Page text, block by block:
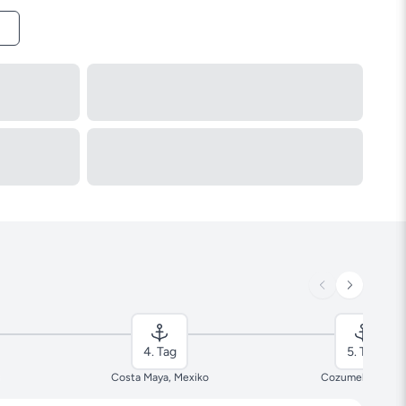
4. Tag
Costa Maya, Mexiko
5. Tag
Cozumel, Mexiko